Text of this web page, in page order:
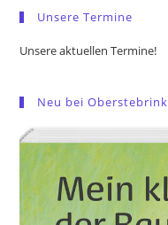
Unsere Termine
Unsere aktuellen Termine!
Neu bei Oberstebrink